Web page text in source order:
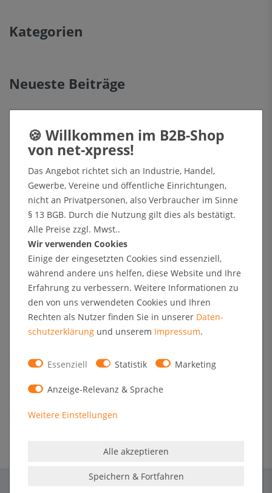
Kategorien
Neueste Beiträge
freistehende Schaukästen jetzt unverzichtbar
sind
12 Jan, 2026
Winter-Gastro: So locken Sie Gäste ins
Restaurant, wenn der Biergarten Pause
macht
07 Jan, 2026
Winter-Events perfekt in Szene gesetzt:
Warum die Zipper-Wall® Ihre erste Wahl ist
13 Nov, 2025
Sichtbar durch die dunkle Jahreszeit: Warum
Leuchtrahmen LED jetzt unverzichtbar sind
03 Apr, 2025
Das Angebot richtet sich an Industrie, Handel,
Gewerbe, Vereine und öffentliche Einrichtungen,
nicht an Privatpersonen, also Verbraucher im Sinne
§ 13 BGB. Durch die Nutzung gilt dies als bestätigt.
Alle Preise zzgl. Mwst..
Wir verwenden Cookies
Einige der eingesetzten Cookies sind essenziell,
während andere uns helfen, diese Website und Ihre
Erfahrung zu verbessern. Weitere Informationen zu
den von uns verwendeten Cookies und Ihren
Rechten als Nutzer finden Sie in unserer Daten­
schutz­erklärung und unserem Impressum.
Essenziell Statistik Marketing
Anzeige-Relevanz & Sprache
Weitere Einstellungen
Alle akzeptieren
Speichern & Fortfahren